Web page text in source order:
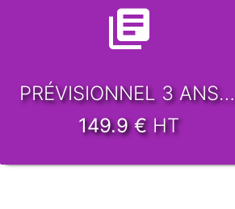
PRÉVISIONNEL 3 ANS -48h
149.9 €HT